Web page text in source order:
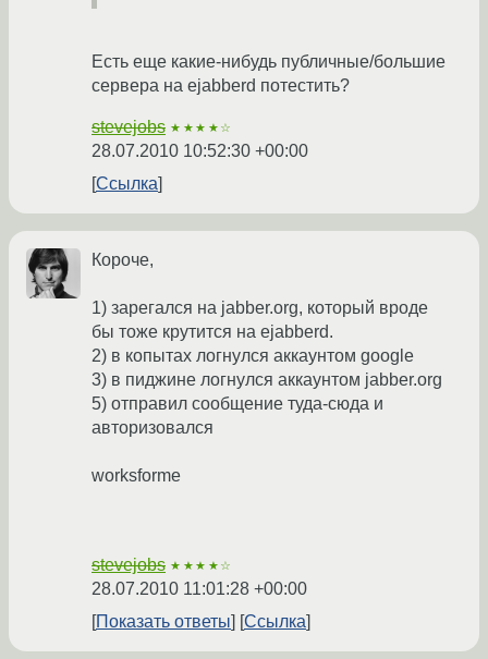
Есть еще какие-нибудь публичные/большие
сервера на ejabberd потестить?
stevejobs ★★★★☆
28.07.2010 10:52:30 +00:00
Ссылка
Короче,
1) зарегался на jabber.org, который вроде
бы тоже крутится на ejabberd.
2) в копытах логнулся аккаунтом google
3) в пиджине логнулся аккаунтом jabber.org
5) отправил сообщение туда-сюда и
авторизовался
worksforme
stevejobs ★★★★☆
28.07.2010 11:01:28 +00:00
Показать ответы
Ссылка